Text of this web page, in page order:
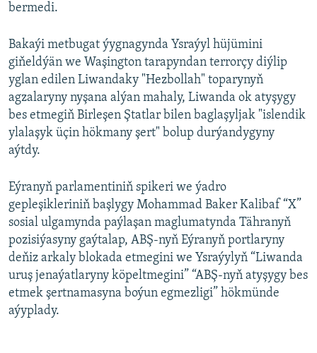
bermedi.
Bakaýi metbugat ýygnagynda Ysraýyl hüjümini
giňeldýän we Waşington tarapyndan terrorçy diýlip
yglan edilen Liwandaky "Hezbollah" toparynyň
agzalaryny nyşana alýan mahaly, Liwanda ok atyşygy
bes etmegiň Birleşen Ştatlar bilen baglaşyljak "islendik
ylalaşyk üçin hökmany şert" bolup durýandygyny
aýtdy.
Eýranyň parlamentiniň spikeri we ýadro
gepleşikleriniň başlygy Mohammad Baker Kalibaf “X”
sosial ulgamynda paýlaşan maglumatynda Tähranyň
pozisiýasyny gaýtalap, ABŞ-nyň Eýranyň portlaryny
deňiz arkaly blokada etmegini we Ysraýylyň “Liwanda
uruş jenaýatlaryny köpeltmegini” “ABŞ-nyň atyşygy bes
etmek şertnamasyna boýun egmezligi” hökmünde
aýyplady.